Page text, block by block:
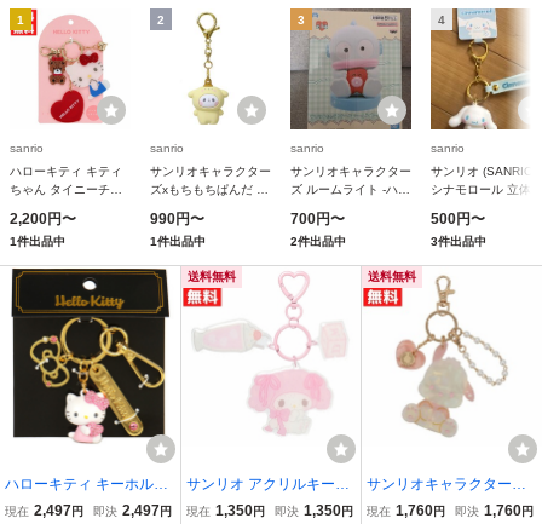
1
sanrio
ハローキティ キティ
ちゃん タイニーチャ
セサリー サンリオ ラ
メ仕様 ハートミラー
付き アクセサリー
2,200円〜
1件出品中
2
sanrio
サンリオキャラクター
ズxもちもちぱんだ サ
キーリング ミニフィ
ギュアキーホルダー
ポムポムプリン
990円〜
1件出品中
3
sanrio
サンリオキャラクター
ズ ルームライト -ハン
700円〜
2件出品中
4
sanrio
サンリオ (SANRIO)
シナモロール 立体キ
FreeSize
500円〜
3件出品中
ハローキティ キーホルダ
ー ストーン付き立体キー
現在 2,497円 即決 2,497円
送料無料
サンリオ アクリルキーホ
ルダー マイメロディ キー
現在 1,350円 即決 1,350円
送料無料
サンリオキャラクターズ
Baby Pinkシリーズ チャ
現在 1,760円 即決 1,760円